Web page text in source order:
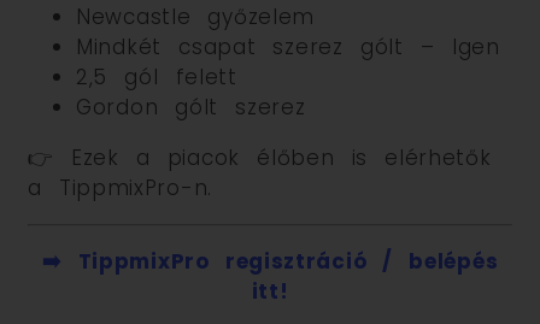
Newcastle győzelem
Mindkét csapat szerez gólt – Igen
2,5 gól felett
Gordon gólt szerez
👉 Ezek a piacok élőben is elérhetők
a TippmixPro-n.
➡️ TippmixPro regisztráció / belépés
itt!